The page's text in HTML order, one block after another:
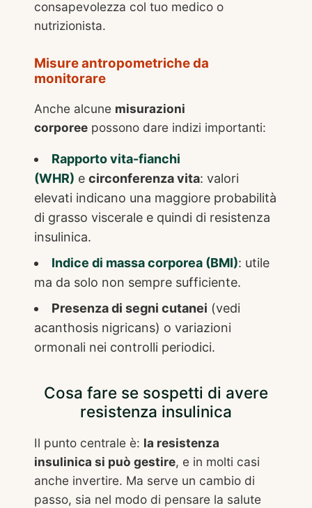
consapevolezza col tuo medico o
nutrizionista.
Misure antropometriche da
monitorare
Anche alcune misurazioni
corporeepossono dare indizi importanti:
Rapporto vita-fianchi
(WHR) e circonferenza vita: valori
elevati indicano una maggiore probabilità
di grasso viscerale e quindi di resistenza
insulinica.
Indice di massa corporea (BMI): utile
ma da solo non sempre sufficiente.
Presenza di segni cutanei (vedi
acanthosis nigricans) o variazioni
ormonali nei controlli periodici.
Cosa fare se sospetti di avere
resistenza insulinica
Il punto centrale è: la resistenza
insulinica si può gestire, e in molti casi
anche invertire. Ma serve un cambio di
passo, sia nel modo di pensare la salute